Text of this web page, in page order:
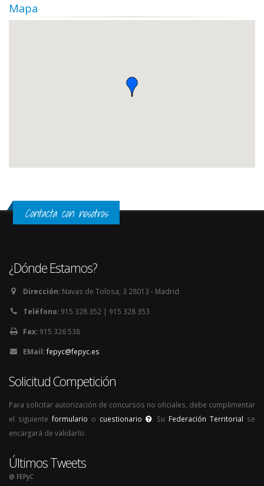
Mapa
Contacta con nosotros
¿Dónde Estamos?
Dirección: Navas de Tolosa, 3 28013 - Madrid
Teléfono: 915 328 352 | 915 328 353
Fax: 915 326 538
EMail:fepyc@fepyc.es
Solicitud Competición
Para solicitar autorización de concursos no oficiales, debe cumplimentar
el siguiente formulario o cuestionario . Su Federación Territorial se
encargará de validarlo.
Últimos Tweets
@ FEPyC